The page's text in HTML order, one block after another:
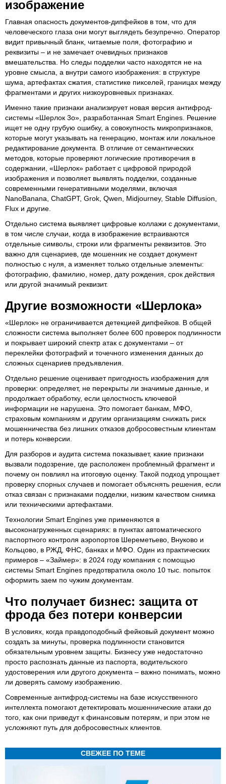
изображение
Главная опасность документов-дипфейков в том, что для
человеческого глаза они могут выглядеть безупречно. Оператор
видит привычный бланк, читаемые поля, фотографию и
реквизиты – и не замечает очевидных признаков
вмешательства. Но следы подделки часто находятся не на
уровне смысла, а внутри самого изображения: в структуре
шума, артефактах сжатия, статистике пикселей, границах между
фрагментами и других низкоуровневых признаках.
Именно такие признаки анализирует новая версия антифрод-
системы «Шерлок 3o», разработанная Smart Engines. Решение
ищет не одну грубую ошибку, а совокупность микропризнаков,
которые могут указывать на генерацию, монтаж или локальное
редактирование документа. В отличие от семантических
методов, которые проверяют логические противоречия в
содержании, «Шерлок» работает с цифровой природой
изображения и позволяет выявлять подделки, созданные
современными генеративными моделями, включая
NanoBanana, ChatGPT, Grok, Qwen, Midjourney, Stable Diffusion,
Flux и другие.
Отдельно система выявляет цифровые коллажи с документами,
в том числе случаи, когда в изображение встраиваются
отдельные символы, строки или фрагменты реквизитов. Это
важно для сценариев, где мошенник не создает документ
полностью с нуля, а изменяет только отдельные элементы:
фотографию, фамилию, номер, дату рождения, срок действия
или другой значимый реквизит.
Другие возможности «Шерлока»
«Шерлок» не ограничивается детекцией дипфейков. В общей
сложности система выполняет более 600 проверок подлинности
и покрывает широкий спектр атак с документами – от
переклейки фотографий и точечного изменения данных до
сложных сценариев предъявления.
Отдельно решение оценивает пригодность изображения для
проверки: определяет, не перекрыты ли значимые данные, и
продолжает обработку, если целостность ключевой
информации не нарушена. Это помогает банкам, МФО,
страховым компаниям и другим организациям снижать риск
мошенничества без лишних отказов добросовестным клиентам
и потерь конверсии.
Для разборов и аудита система показывает, какие признаки
вызвали подозрение, где расположен проблемный фрагмент и
почему он повлиял на итоговую оценку. Такой подход упрощает
проверку спорных случаев и помогает объяснять решения, если
отказ связан с признаками подделки, низким качеством снимка
или техническими артефактами.
Технологии Smart Engines уже применяются в
высоконагруженных сценариях: в пунктах автоматического
паспортного контроля аэропортов Шереметьево, Внуково и
Кольцово, в РЖД, ФНС, банках и МФО. Один из практических
примеров – «Займер»: в 2024 году компания с помощью
системы Smart Engines предотвратила около 10 тыс. попыток
оформить заем по чужим документам.
Что получает бизнес: защита от
фрода без потери конверсии
В условиях, когда правдоподобный фейковый документ можно
создать за минуты, проверка подлинности становится
обязательным уровнем защиты. Бизнесу уже недостаточно
просто распознать данные из паспорта, водительского
удостоверения или другого документа – важно понимать, можно
ли доверять самому изображению.
Современные антифрод-системы на базе искусственного
интеллекта помогают детектировать мошеннические атаки до
того, как они приведут к финансовым потерям, и при этом не
усложняют путь для добросовестных клиентов.
СВЕЖЕЕ ПО ТЕМЕ